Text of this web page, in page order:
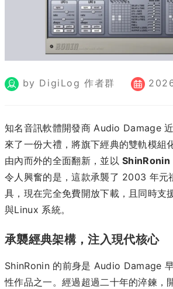
by DigiLog 作者群
知名音訊軟體開發商 Audio Damage
來了一份大禮，將旗下經典的雙軌模組
由內而外的全面翻新，並以ShinRonin
令人興奮的是，這款承襲了 2003 年元
具，現在完全免費開放下載，且同時
與Linux 系統。
承襲經典架構，注入現代核心
ShinRonin 的前身是 Audio Damage
性作品之一。經過超過二十年的淬鍊，